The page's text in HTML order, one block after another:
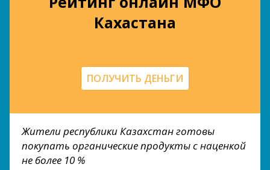
Кахастана
ПОЛУЧИТЬ ДЕНЬГИ
Жители республики Казахстан готовы
покупать органические продукты с наценкой
не более 10 %